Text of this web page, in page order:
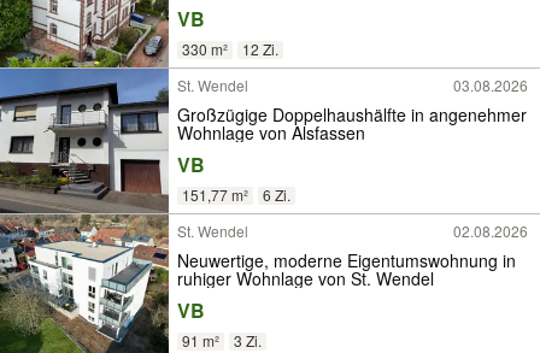
VB
330 m²
12 Zi.
St. Wendel
03.08.2026
Großzügige Doppelhaushälfte in angenehmer
Wohnlage von Alsfassen
VB
151,77 m²
6 Zi.
St. Wendel
02.08.2026
Neuwertige, moderne Eigentumswohnung in
ruhiger Wohnlage von St. Wendel
VB
91 m²
3 Zi.